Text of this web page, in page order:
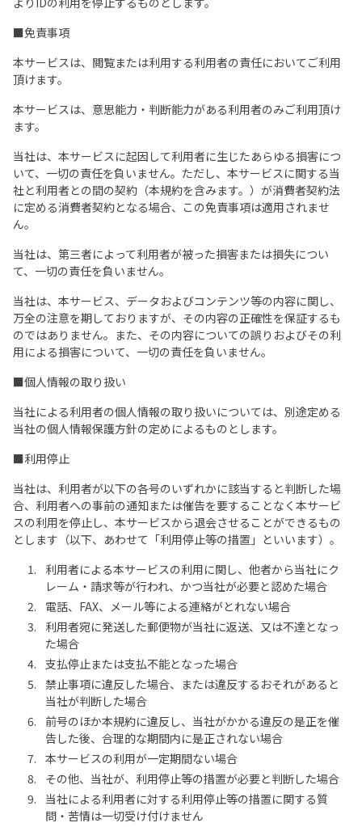
■免責事項
本サービスは、閲覧または利用する利用者の責任においてご利用
頂けます。
本サービスは、意思能力・判断能力がある利用者のみご利用頂け
ます。
当社は、本サービスに起因して利用者に生じたあらゆる損害につ
いて、一切の責任を負いません。ただし、本サービスに関する当
社と利用者との間の契約（本規約を含みます。）が消費者契約法
に定める消費者契約となる場合、この免責事項は適用されませ
ん。
当社は、第三者によって利用者が被った損害または損失につい
て、一切の責任を負いません。
当社は、本サービス、データおよびコンテンツ等の内容に関し、
万全の注意を期しておりますが、その内容の正確性を保証するも
のではありません。また、その内容についての誤りおよびその利
用による損害について、一切の責任を負いません。
■個人情報の取り扱い
当社による利用者の個人情報の取り扱いについては、別途定める
当社の個人情報保護方針の定めによるものとします。
■利用停止
当社は、利用者が以下の各号のいずれかに該当すると判断した場
合、利用者への事前の通知または催告を要することなく本サービ
スの利用を停止し、本サービスから退会させることができるもの
とします（以下、あわせて「利用停止等の措置」といいます）。
利用者による本サービスの利用に関し、他者から当社にク
レーム・請求等が行われ、かつ当社が必要と認めた場合
電話、FAX、メール等による連絡がとれない場合
利用者宛に発送した郵便物が当社に返送、又は不達となっ
た場合
支払停止または支払不能となった場合
禁止事項に違反した場合、または違反するおそれがあると
当社が判断した場合
前号のほか本規約に違反し、当社がかかる違反の是正を催
告した後、合理的な期間内に是正されない場合
本サービスの利用が一定期間ない場合
その他、当社が、利用停止等の措置が必要と判断した場合
当社による利用者に対する利用停止等の措置に関する質
問・苦情は一切受け付けません